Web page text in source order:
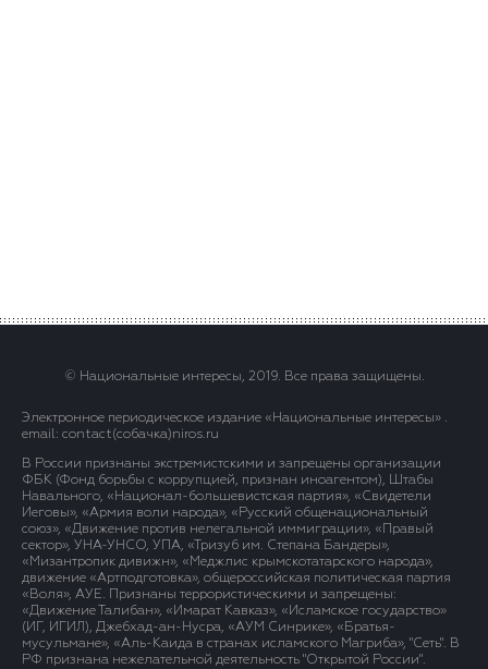
© Национальные интересы, 2019. Все права защищены.
Электронное периодическое издание «Национальные интересы» .
email: contact(сoбaчка)niros.ru
В России признаны экстремистскими и запрещены организации
ФБК (Фонд борьбы с коррупцией, признан иноагентом), Штабы
Навального, «Национал-большевистская партия», «Свидетели
Иеговы», «Армия воли народа», «Русский общенациональный
союз», «Движение против нелегальной иммиграции», «Правый
сектор», УНА-УНСО, УПА, «Тризуб им. Степана Бандеры»,
«Мизантропик дивижн», «Меджлис крымскотатарского народа»,
движение «Артподготовка», общероссийская политическая партия
«Воля», АУЕ. Признаны террористическими и запрещены:
«Движение Талибан», «Имарат Кавказ», «Исламское государство»
(ИГ, ИГИЛ), Джебхад-ан-Нусра, «АУМ Синрике», «Братья-
мусульмане», «Аль-Каида в странах исламского Магриба», "Сеть". В
РФ признана нежелательной деятельность "Открытой России".